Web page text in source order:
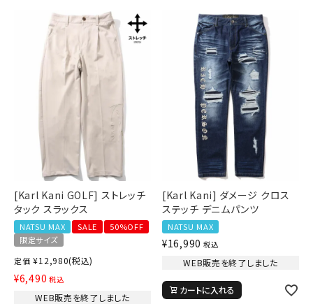
[Karl Kani GOLF] ストレッチ
タック スラックス
NATSU MAX SALE
50%OFF
限定サイズ
定価 ¥12,980(税込)
¥6,490 税込
WEB販売を終了しました
[Karl Kani] ダメージ クロス
ステッチ デニムパンツ
NATSU MAX
¥16,990 税込
WEB販売を終了しました
カートに入れる